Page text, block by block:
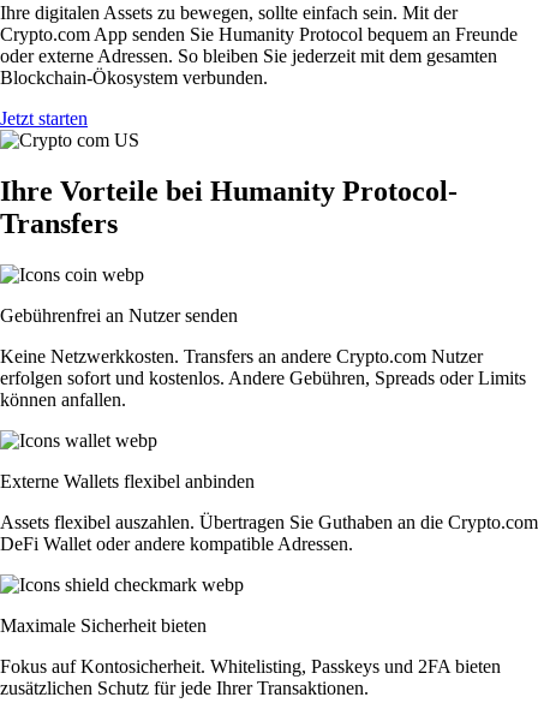
Ihre digitalen Assets zu bewegen, sollte einfach sein. Mit der
Crypto.com App senden Sie Humanity Protocol bequem an Freunde
oder externe Adressen. So bleiben Sie jederzeit mit dem gesamten
Blockchain-Ökosystem verbunden.
Jetzt starten
Ihre Vorteile bei Humanity Protocol-
Transfers
Gebührenfrei an Nutzer senden
Keine Netzwerkkosten. Transfers an andere Crypto.com Nutzer
erfolgen sofort und kostenlos. Andere Gebühren, Spreads oder Limits
können anfallen.
Externe Wallets flexibel anbinden
Assets flexibel auszahlen. Übertragen Sie Guthaben an die Crypto.com
DeFi Wallet oder andere kompatible Adressen.
Maximale Sicherheit bieten
Fokus auf Kontosicherheit. Whitelisting, Passkeys und 2FA bieten
zusätzlichen Schutz für jede Ihrer Transaktionen.